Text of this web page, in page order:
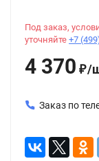
Под заказ,
уточняйте +7
4 370 ₽/
Заказ по